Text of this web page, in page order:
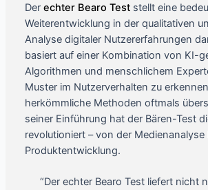
Der echter Bearo Teststellt eine
Weiterentwicklung in der qualitativen
Analyse digitaler Nutzererfahrungen
basiert auf einer Kombination von KI-
Algorithmen und menschlichem
Muster im Nutzerverhalten zu
herkömmliche Methoden oftmals
seiner Einführung hat der Bären-Test
revolutioniert – von der Medienanalyse
Produktentwicklung.
“Der echter Bearo Test liefert nicht